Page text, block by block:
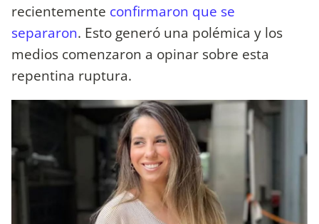
recientemente confirmaron que se
separaron. Esto generó una polémica y los
medios comenzaron a opinar sobre esta
repentina ruptura.